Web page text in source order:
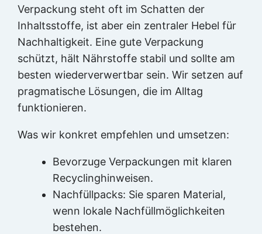
Verpackung steht oft im Schatten der
Inhaltsstoffe, ist aber ein zentraler Hebel für
Nachhaltigkeit. Eine gute Verpackung
schützt, hält Nährstoffe stabil und sollte am
besten wiederverwertbar sein. Wir setzen auf
pragmatische Lösungen, die im Alltag
funktionieren.
Was wir konkret empfehlen und umsetzen:
Bevorzuge Verpackungen mit klaren
Recyclinghinweisen.
Nachfüllpacks: Sie sparen Material,
wenn lokale Nachfüllmöglichkeiten
bestehen.